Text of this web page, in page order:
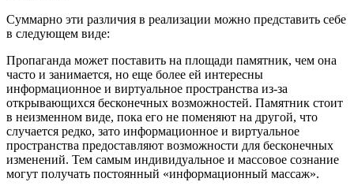
Суммарно эти различия в реализации можно представить себе
в следующем виде:
Пропаганда может поставить на площади памятник, чем она
часто и занимается, но еще более ей интересны
информационное и виртуальное пространства из-за
открывающихся бесконечных возможностей. Памятник стоит
в неизменном виде, пока его не поменяют на другой, что
случается редко, зато информационное и виртуальное
пространства предоставляют возможности для бесконечных
изменений. Тем самым индивидуальное и массовое сознание
могут получать постоянный «информационный массаж».